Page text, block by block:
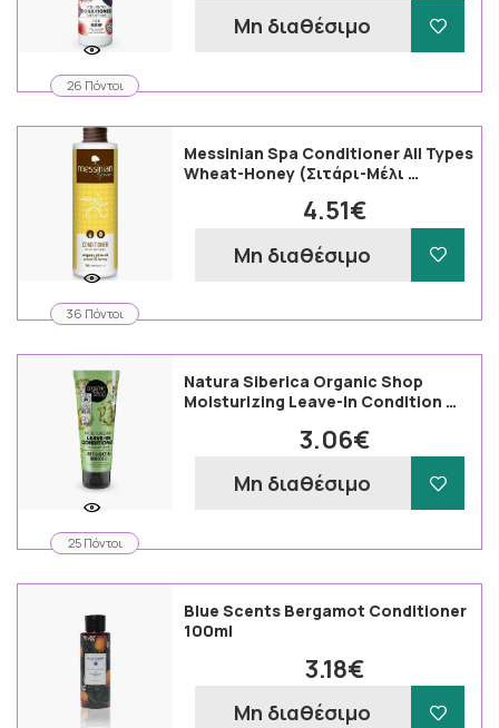
26 Πόντοι
Μη διαθέσιμο
36 Πόντοι
Messinian Spa Conditioner All Types
Wheat-Honey (Σιτάρι-Μέλι …
4.51€
Μη διαθέσιμο
25 Πόντοι
Natura Siberica Organic Shop
Moisturizing Leave-In Condition …
3.06€
Μη διαθέσιμο
Blue Scents Bergamot Conditioner
100ml
3.18€
Μη διαθέσιμο